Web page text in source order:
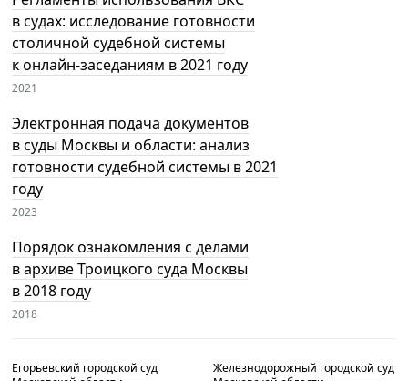
в судах: исследование готовности
столичной судебной системы
к онлайн-заседаниям в 2021 году
2021
Электронная подача документов
в суды Москвы и области: анализ
готовности судебной системы в 2021
году
2023
Порядок ознакомления с делами
в архиве Троицкого суда Москвы
в 2018 году
2018
Егорьевский городской суд
Железнодорожный городской суд